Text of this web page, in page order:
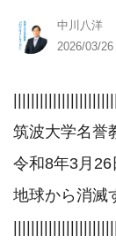
中川八洋
2026/03/26
筑波大学名誉
令和8年3月
地球から消滅